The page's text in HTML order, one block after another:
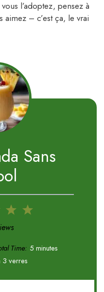
l’adoptez, pensez à
aimez – c’est ça, le vrai
Sans
5
4
3
Stars
Time: 5 minutes
3 verres